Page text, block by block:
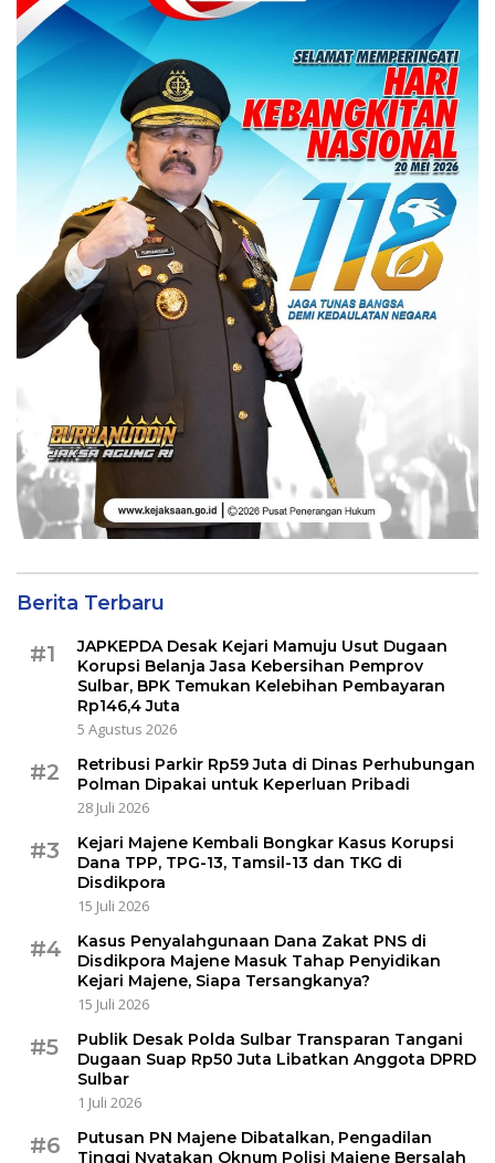
Berita Terbaru
#1
JAPKEPDA Desak Kejari Mamuju Usut Dugaan
Korupsi Belanja Jasa Kebersihan Pemprov
Sulbar, BPK Temukan Kelebihan Pembayaran
Rp146,4 Juta
5 Agustus 2026
#2
Retribusi Parkir Rp59 Juta di Dinas Perhubungan
Polman Dipakai untuk Keperluan Pribadi
28 Juli 2026
#3
Kejari Majene Kembali Bongkar Kasus Korupsi
Dana TPP, TPG-13, Tamsil-13 dan TKG di
Disdikpora
15 Juli 2026
#4
Kasus Penyalahgunaan Dana Zakat PNS di
Disdikpora Majene Masuk Tahap Penyidikan
Kejari Majene, Siapa Tersangkanya?
15 Juli 2026
#5
Publik Desak Polda Sulbar Transparan Tangani
Dugaan Suap Rp50 Juta Libatkan Anggota DPRD
Sulbar
1 Juli 2026
#6
Putusan PN Majene Dibatalkan, Pengadilan
Tinggi Nyatakan Oknum Polisi Majene Bersalah